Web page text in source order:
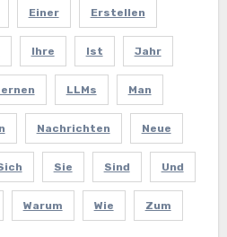
Einer Erstellen
Ihre Ist Jahr
LLMs Man
Nachrichten Neue
Sie Sind Und
Warum Wie Zum